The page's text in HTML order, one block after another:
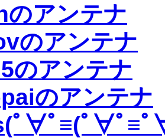
アンテナ
のアンテナ
のアンテナ
のアンテナ
ﾟ∀ﾟ≡(ﾟ∀ﾟ≡